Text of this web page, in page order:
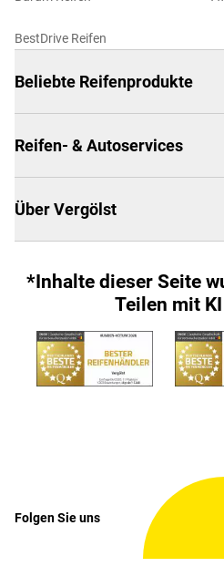
BestDrive Reifen
Beliebte Reifenprodukte
Reifen- & Autoservices
Über Vergölst
*Inhalte dieser Seite
Teilen mit
Folgen Sie uns